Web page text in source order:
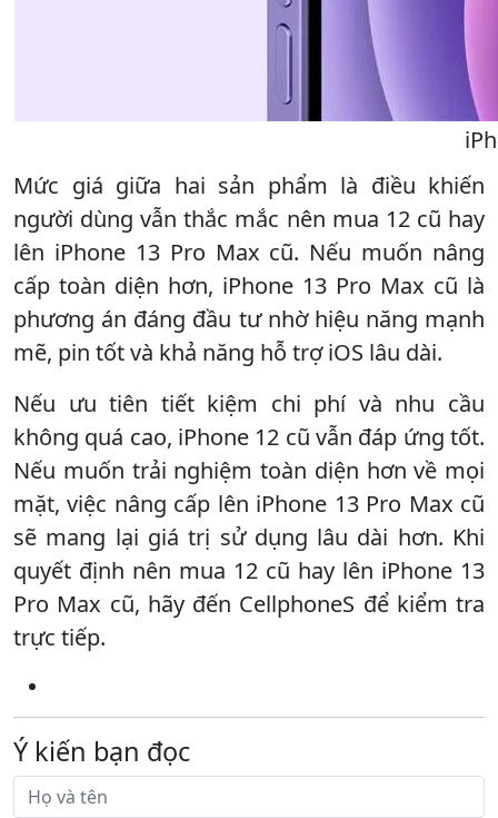
Mức giá giữa hai sản phẩm là điều khiến
người dùng vẫn thắc mắc nên mua 12 cũ hay
lên iPhone 13 Pro Max cũ. Nếu muốn nâng
cấp toàn diện hơn, iPhone 13 Pro Max cũ là
phương án đáng đầu tư nhờ hiệu năng mạnh
mẽ, pin tốt và khả năng hỗ trợ iOS lâu dài.
Nếu ưu tiên tiết kiệm chi phí và nhu cầu
không quá cao, iPhone 12 cũ vẫn đáp ứng tốt.
Nếu muốn trải nghiệm toàn diện hơn về mọi
mặt, việc nâng cấp lên iPhone 13 Pro Max cũ
sẽ mang lại giá trị sử dụng lâu dài hơn. Khi
quyết định nên mua 12 cũ hay lên iPhone 13
Pro Max cũ, hãy đến CellphoneS để kiểm tra
trực tiếp.
Ý kiến bạn đọc